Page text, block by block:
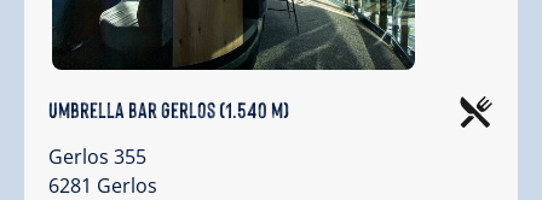
Umbrella Bar Gerlos (1.540 m)
Gerlos 355
6281 Gerlos